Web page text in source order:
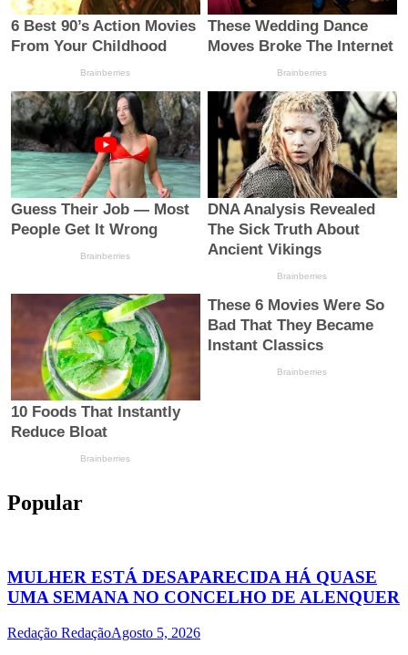
Popular
MULHER ESTÁ DESAPARECIDA HÁ QUASE
UMA SEMANA NO CONCELHO DE ALENQUER
Redação RedaçãoAgosto 5, 2026